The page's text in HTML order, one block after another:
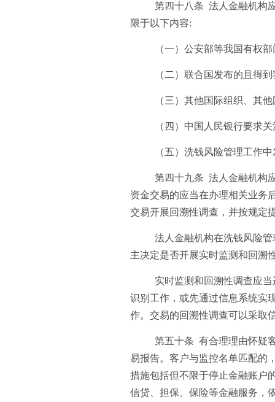
第四十八条 法人金融机构
限于以下内容:
（一）公安部等我国有权
（二）联合国发布的且得
（三）其他国际组织、其
（四）中国人民银行要求
（五）洗钱风险管理工作
第四十九条 法人金融机构
资金交易的应当在办理相关业务
交易开展回溯性调查，并按规定
法人金融机构在洗钱风险
主决定是否开展实时监测和回溯
实时监测和回溯性调查应
识别工作，或先通过信息系统实
作。交易的回溯性调查可以采取
第五十条 有合理理由怀疑
易报告。客户与监控名单匹配的
措施包括但不限于停止金融账户
信贷、担保、保险等金融服务，